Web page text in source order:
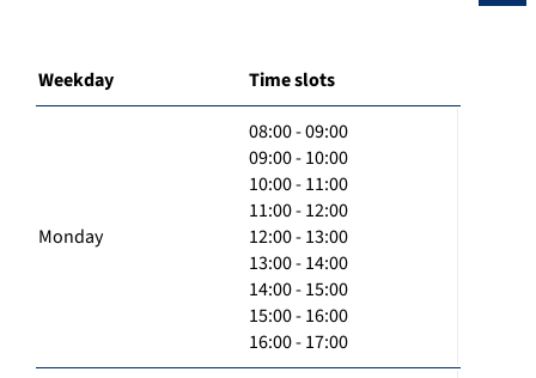
Weekday Time slots
Monday
08:00 - 09:00
09:00 - 10:00
10:00 - 11:00
11:00 - 12:00
12:00 - 13:00
13:00 - 14:00
14:00 - 15:00
15:00 - 16:00
16:00 - 17:00